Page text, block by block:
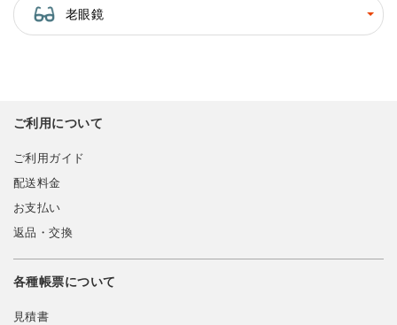
老眼鏡
ご利用について
ご利用ガイド
配送料金
お支払い
返品・交換
各種帳票について
見積書